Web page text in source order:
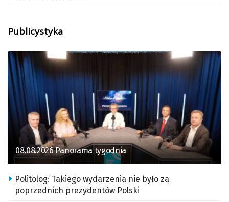
Publicystyka
08.08.2026 Panorama tygodnia
Politolog: Takiego wydarzenia nie było za
poprzednich prezydentów Polski